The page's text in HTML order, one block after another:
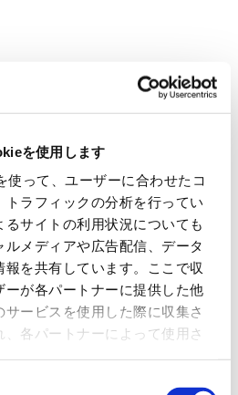
を使用します
使って、ユーザーに合わせたコ
トラフィックの分析を行ってい
るサイトの利用状況についても
メディアや広告配信、データ
を共有しています。ここで収
が各パートナーに提供した他
ービスを使用した際に収集さ
各パートナーによって使用さ